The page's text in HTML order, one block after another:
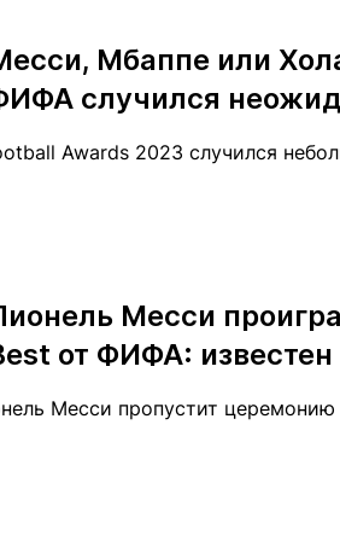
Блоги
Обзоры
Мбаппе или
случился
Awards 2023 случился
Месси
от ФИФА: известен
Месси пропустит церемонию